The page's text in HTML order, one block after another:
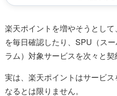
楽天ポイントを増やそうとし
を毎日確認したり、SPU（ス
ラム）対象サービスを次々と契
実は、楽天ポイントはサービ
なるとは限りません。